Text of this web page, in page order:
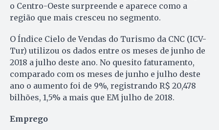
o Centro-Oeste surpreende e aparece como a
região que mais cresceu no segmento.
O Índice Cielo de Vendas do Turismo da CNC (ICV-
Tur) utilizou os dados entre os meses de junho de
2018 a julho deste ano. No quesito faturamento,
comparado com os meses de junho e julho deste
ano o aumento foi de 9%, registrando R$ 20,478
bilhões, 1,5% a mais que EM julho de 2018.
Emprego